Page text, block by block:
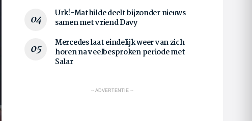
Urk!-Mathilde deelt bijzonder nieuws
samen met vriend Davy
Mercedes laat eindelijk weer van zich
horen na veelbesproken periode met
Salar
-- ADVERTENTIE --